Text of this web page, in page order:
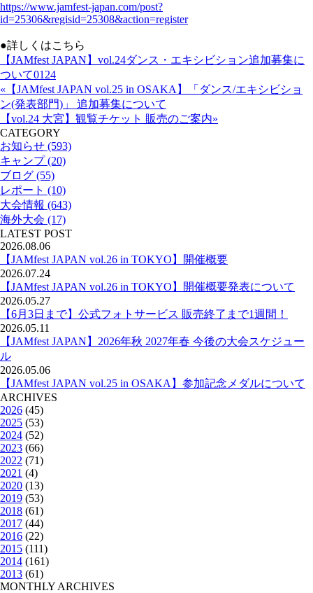
https://www.jamfest-japan.com/post?
id=25306&regisid=25308&action=register
●詳しくはこちら
【JAMfest JAPAN】vol.24ダンス・エキシビション追加募集に
ついて0124
«【JAMfest JAPAN vol.25 in OSAKA】「ダンス/エキシビショ
ン(発表部門)」 追加募集について
【vol.24 大宮】観覧チケット 販売のご案内»
CATEGORY
お知らせ (593)
キャンプ (20)
ブログ (55)
レポート (10)
大会情報 (643)
海外大会 (17)
LATEST POST
2026.08.06
【JAMfest JAPAN vol.26 in TOKYO】開催概要
2026.07.24
【JAMfest JAPAN vol.26 in TOKYO】開催概要発表について
2026.05.27
【6月3日まで】公式フォトサービス 販売終了まで1週間！
2026.05.11
【JAMfest JAPAN】2026年秋 2027年春 今後の大会スケジュー
ル
2026.05.06
【JAMfest JAPAN vol.25 in OSAKA】参加記念メダルについて
ARCHIVES
2026 (45)
2025 (53)
2024 (52)
2023 (66)
2022 (71)
2021 (4)
2020 (13)
2019 (53)
2018 (61)
2017 (44)
2016 (22)
2015 (111)
2014 (161)
2013 (61)
MONTHLY ARCHIVES